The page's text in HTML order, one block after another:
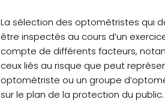
La sélection des optométristes qui
être inspectés au cours d’un
compte de différents facteurs,
ceux liés au risque que peut
optométriste ou un groupe
sur le plan de la protection du public.